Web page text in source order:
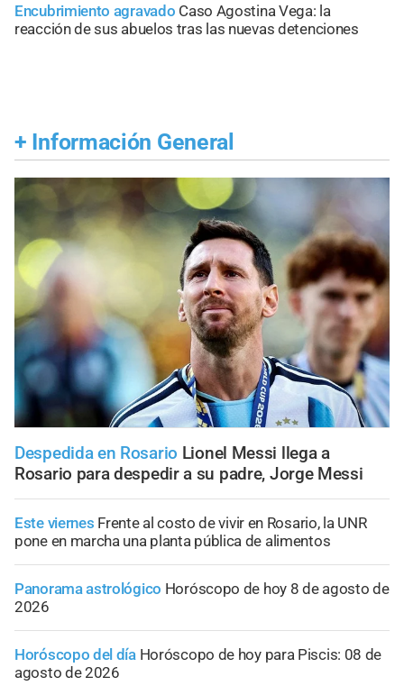
Encubrimiento agravado Caso Agostina Vega: la
reacción de sus abuelos tras las nuevas detenciones
+ Información General
Despedida en Rosario Lionel Messi llega a
Rosario para despedir a su padre, Jorge Messi
Este viernes Frente al costo de vivir en Rosario, la UNR
pone en marcha una planta pública de alimentos
Panorama astrológico Horóscopo de hoy 8 de agosto de
2026
Horóscopo del día Horóscopo de hoy para Piscis: 08 de
agosto de 2026